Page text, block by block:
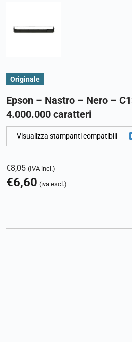
Originale
Epson – Nastro – Nero –
4.000.000 caratteri
Visualizza stampanti compatibili
€8,05 (IVA incl.)
€6,60 (iva escl.)